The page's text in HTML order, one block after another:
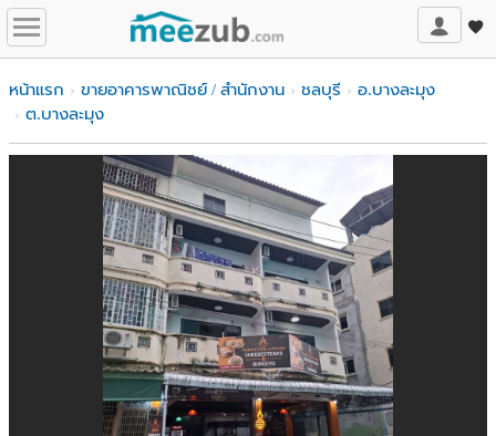
หน้าแรก ขายอาคารพาณิชย์ / สำนักงาน ชลบุรี
อ.บางละมุง
ต.บางละมุง